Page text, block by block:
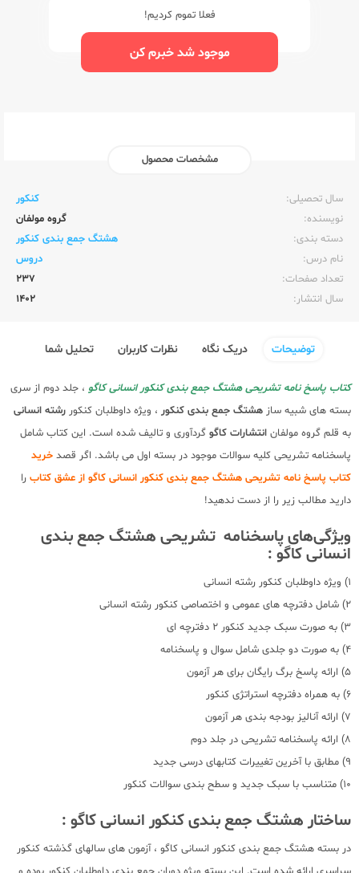
فعلا تموم کردیم!
موجود شد خبرم کن
مشخصات محصول
سال تحصیلی:‌
کنکور
نویسنده:‌
گروه مولفان
دسته بندی:
هشتگ جمع بندی کنکور
نام درس:
دروس
تعداد صفحات:‌
237
سال انتشار:‌
1402
توضیحات دریک نگاه نظرات کاربران تحلیل شما
کتاب پاسخ نامه تشریحی هشتگ جمع بندی کنکور انسانی کاگو ، جلد دوم از سری
بسته های شبیه ساز هشتگ جمع بندی کنکور ، ویژه داوطلبان کنکور رشته انسانی
به قلم گروه مولفان انتشارات کاگو گردآوری و تالیف شده است. این کتاب شامل
پاسخنامه تشریحی کلیه سوالات موجود در بسته اول می باشد. اگر قصد خرید
کتاب پاسخ نامه تشریحی هشتگ جمع بندی کنکور انسانی کاگو از عشق کتاب را
دارید مطالب زیر را از دست ندهید!
ویژگی‌های پاسخنامه تشریحی هشتگ جمع بندی
انسانی کاگو :
1) ویژه داوطلبان کنکور رشته انسانی
2) شامل دفترچه های عمومی و اختصاصی کنکور رشته انسانی
3) به صورت سبک جدید کنکور 2 دفترچه ای
4) به صورت دو جلدی شامل سوال و پاسخنامه
5) ارائه پاسخ برگ رایگان برای هر آزمون
6) به همراه دفترچه استراتژی کنکور
7) ارائه آنالیز بودجه بندی هر آزمون
8) ارائه پاسخنامه تشریحی در جلد دوم
9) مطابق با آخرین تغییرات کتابهای درسی جدید
10) متناسب با سبک جدید و سطح بندی سوالات کنکور
ساختار هشتگ جمع بندی کنکور انسانی کاگو :
در بسته هشتگ جمع بندی کنکور انسانی کاگو ، آزمون های سالهای گذشته کنکور